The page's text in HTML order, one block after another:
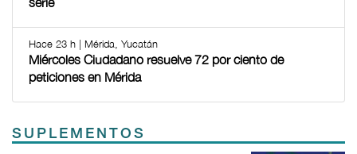
Hace 23 h | Mérida, Yucatán
Miércoles Ciudadano resuelve 72 por ciento de
peticiones en Mérida
SUPLEMENTOS